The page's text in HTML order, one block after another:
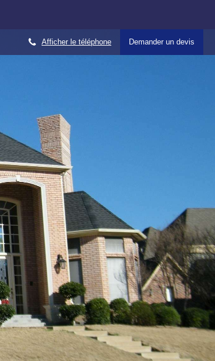
Demander un devis
Afficher le téléphone